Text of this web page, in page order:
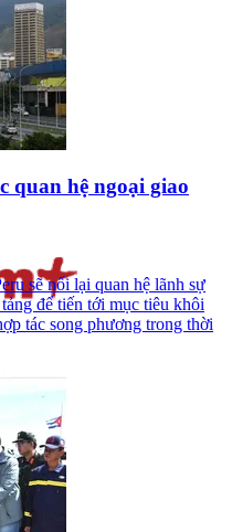
quan hệ ngoại giao
sẽ nối lại quan hệ lãnh sự
để tiến tới mục tiêu khôi
tác song phương trong thời